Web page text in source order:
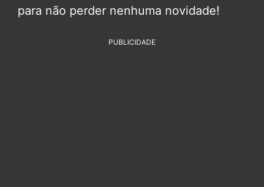
para não perder nenhuma novidade!
PUBLICIDADE